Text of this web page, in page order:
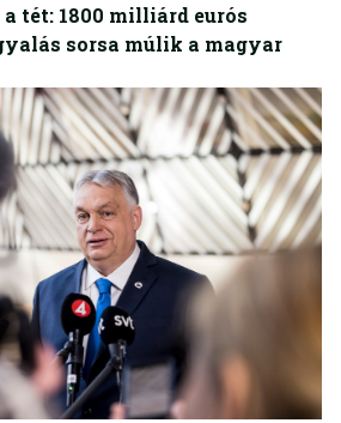
tét: 1800 milliárd eurós
sorsa múlik a magyar